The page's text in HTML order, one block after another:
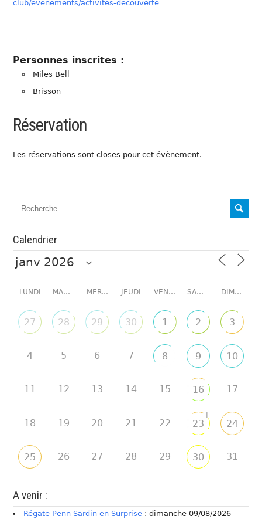
club/evenements/activites-decouverte
Personnes inscrites :
Miles Bell
Brisson
Réservation
Les réservations sont closes pour cet évènement.
Calendrier
LUNDI MARDI MERCREDI JEUDI VENDREDI SAMEDI DIMANCHE
27 28 29 30 1 2 3
4 5 6 7 8 9 10
11 12 13 14 15 16 17
18 19 20 21 22 23
+
24
25 26 27 28 29 30 31
A venir :
Régate Penn Sardin en Surprise : dimanche 09/08/2026